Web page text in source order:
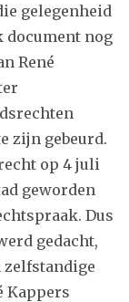
gelegenheid
nog
René
zijn gebeurd.
op 4 juli
geworden
Dus
gedacht,
zelfstandige
Kappers